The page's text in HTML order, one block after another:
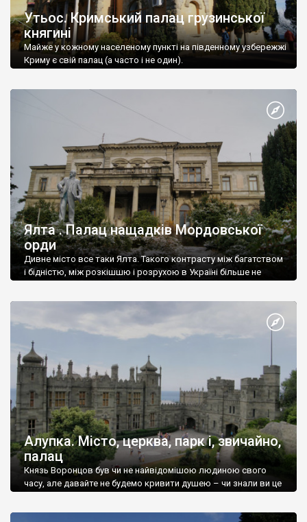
Утьос. Кримський палац грузинської
княгині
Майже у кожному населеному пункті на південному узбережжі
Криму є свій палац (а часто і не один).
Ялта . Палац нащадків Мордовської
орди
Дивне місто все таки Ялта. Такого контрасту між багатством
і бідністю, між розкішшю і розрухою в Україні більше не
Алупка. Місто, церква, парк і, звичайно,
палац
Князь Воронцов був чи не найвідомішою людиною свого
часу, але давайте не будемо кривити душею – чи знали ви це